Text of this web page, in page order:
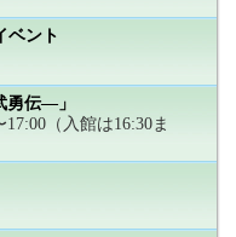
ベント
勇伝―」
（入館は16:30ま